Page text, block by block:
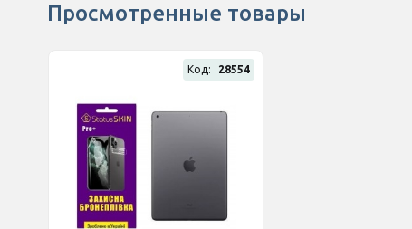
Просмотренные товары
Код: 28554